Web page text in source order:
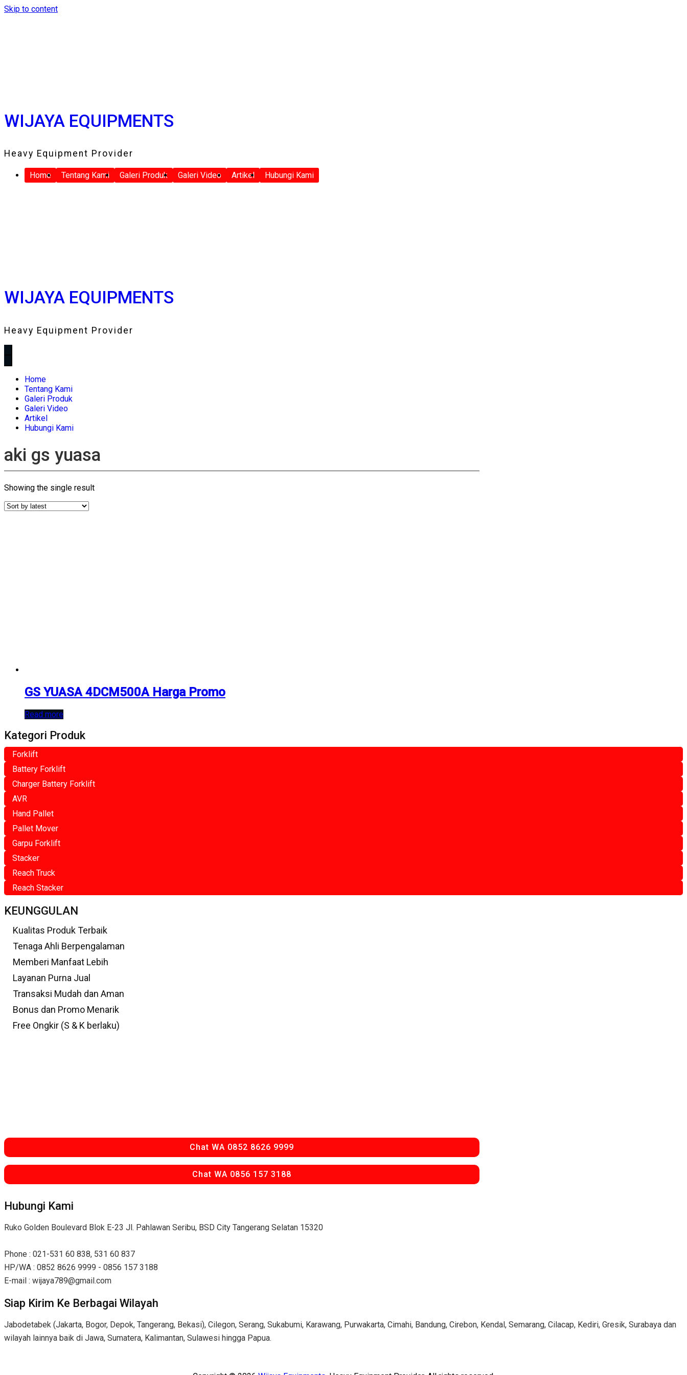
Skip to content
WIJAYA EQUIPMENTS
Heavy Equipment Provider
Home Tentang Kami Galeri Produk Galeri Video Artikel Hubungi Kami
WIJAYA EQUIPMENTS
Heavy Equipment Provider
Home
Tentang Kami
Galeri Produk
Galeri Video
Artikel
Hubungi Kami
aki gs yuasa
Showing the single result
GS YUASA 4DCM500A Harga Promo
Read more
Kategori Produk
Forklift
Battery Forklift
Charger Battery Forklift
AVR
Hand Pallet
Pallet Mover
Garpu Forklift
Stacker
Reach Truck
Reach Stacker
KEUNGGULAN
Kualitas Produk Terbaik
Tenaga Ahli Berpengalaman
Memberi Manfaat Lebih
Layanan Purna Jual
Transaksi Mudah dan Aman
Bonus dan Promo Menarik
Free Ongkir (S & K berlaku)
Chat WA 0852 8626 9999
Chat WA 0856 157 3188
Hubungi Kami
Ruko Golden Boulevard Blok E-23 Jl. Pahlawan Seribu, BSD City Tangerang Selatan 15320
Phone : 021-531 60 838, 531 60 837
HP/WA : 0852 8626 9999 - 0856 157 3188
E-mail : wijaya789@gmail.com
Siap Kirim Ke Berbagai Wilayah
Jabodetabek (Jakarta, Bogor, Depok, Tangerang, Bekasi), Cilegon, Serang, Sukabumi, Karawang, Purwakarta, Cimahi, Bandung, Cirebon, Kendal, Semarang, Cilacap, Kediri, Gresik, Surabaya dan
wilayah lainnya baik di Jawa, Sumatera, Kalimantan, Sulawesi hingga Papua.